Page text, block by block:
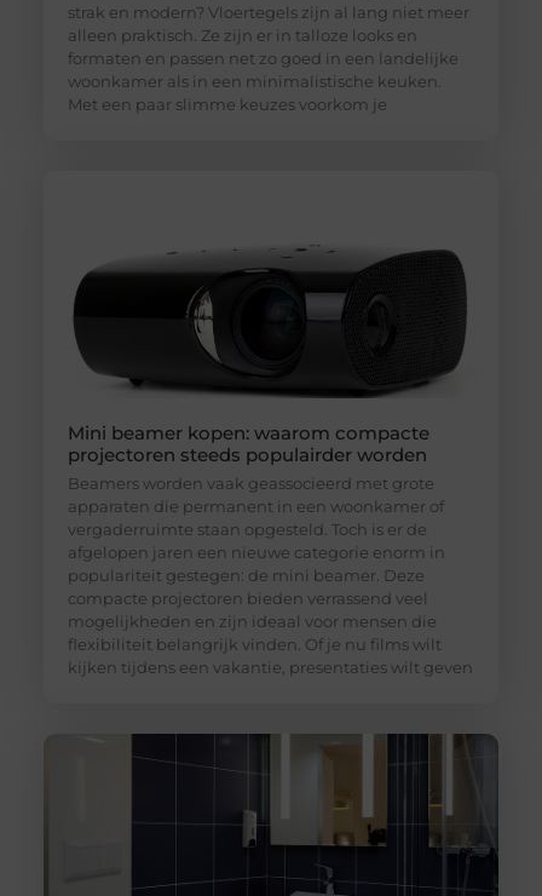
strak en modern? Vloertegels zijn al lang niet meer
alleen praktisch. Ze zijn er in talloze looks en
formaten en passen net zo goed in een landelijke
woonkamer als in een minimalistische keuken.
Met een paar slimme keuzes voorkom je
Mini beamer kopen: waarom compacte
projectoren steeds populairder worden
Beamers worden vaak geassocieerd met grote
apparaten die permanent in een woonkamer of
vergaderruimte staan opgesteld. Toch is er de
afgelopen jaren een nieuwe categorie enorm in
populariteit gestegen: de mini beamer. Deze
compacte projectoren bieden verrassend veel
mogelijkheden en zijn ideaal voor mensen die
flexibiliteit belangrijk vinden. Of je nu films wilt
kijken tijdens een vakantie, presentaties wilt geven